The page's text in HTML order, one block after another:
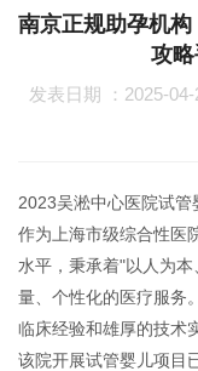
南京正规助孕机
攻
发表日期 ：2025-04-
2023吴淞中心医院试
作为上海市级综合性医
水平，秉承着"以人为
量、个性化的医疗服务
临床经验和雄厚的技术
该院开展试管婴儿项目